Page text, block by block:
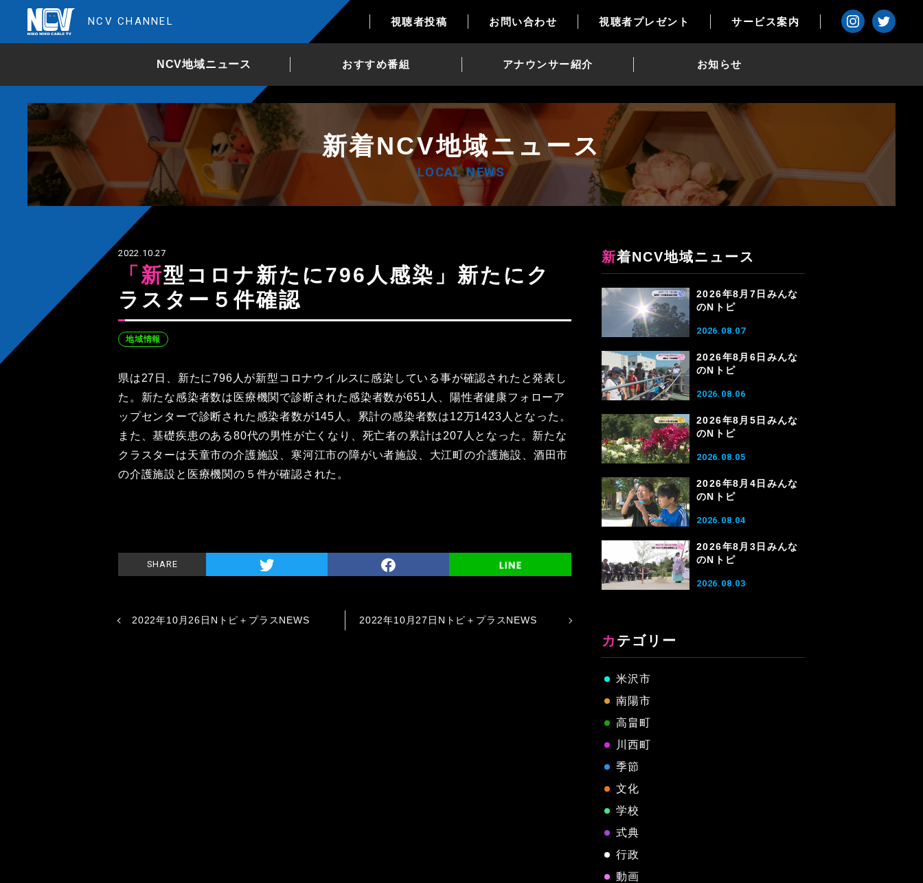
NCV CHANNEL 視聴者投稿 お問い合わせ 視聴者プレゼント サービス案内
NCV地域ニュース おすすめ番組 アナウンサー紹介 お知らせ
新着NCV地域ニュース
LOCAL NEWS
2022.10.27
「新型コロナ新たに796人感染」新たにク
ラスター５件確認
地域情報
県は27日、新たに796人が新型コロナウイルスに感染している事が確認されたと発表し
た。新たな感染者数は医療機関で診断された感染者数が651人、陽性者健康フォローア
ップセンターで診断された感染者数が145人。累計の感染者数は12万1423人となった。
また、基礎疾患のある80代の男性が亡くなり、死亡者の累計は207人となった。新たな
クラスターは天童市の介護施設、寒河江市の障がい者施設、大江町の介護施設、酒田市
の介護施設と医療機関の５件が確認された。
SHARE
2022年10月26日Nトピ＋プラスNEWS 2022年10月27日Nトピ＋プラスNEWS
新着NCV地域ニュース
2026年8月7日みんな
のNトピ
2026.08.07
2026年8月6日みんな
のNトピ
2026.08.06
2026年8月5日みんな
のNトピ
2026.08.05
2026年8月4日みんな
のNトピ
2026.08.04
2026年8月3日みんな
のNトピ
2026.08.03
カテゴリー
米沢市
南陽市
高畠町
川西町
季節
文化
学校
式典
行政
動画